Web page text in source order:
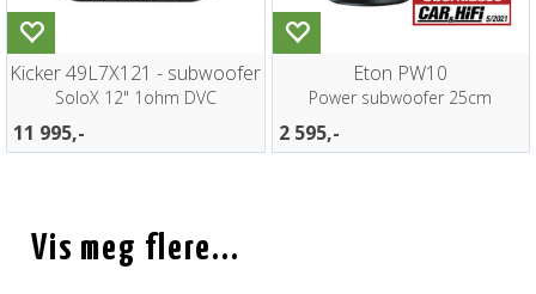
Kicker 49L7X121 - subwoofer
SoloX 12" 1ohm DVC
11 995,-
Eton PW10
Power subwoofer 25cm
2 595,-
Vis meg flere...